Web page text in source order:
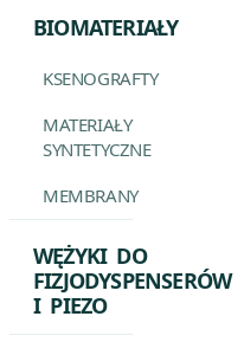
BIOMATERIAŁY
KSENOGRAFTY
MATERIAŁY
SYNTETYCZNE
MEMBRANY
WĘŻYKI DO
FIZJODYSPENSERÓW
I PIEZO